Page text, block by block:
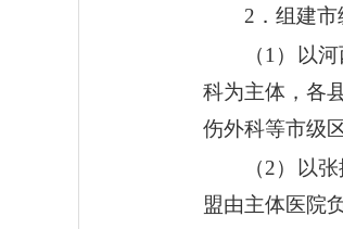
2．组建
（1）以
科为主体，各
伤外科等市级
（2）以
盟由主体医院